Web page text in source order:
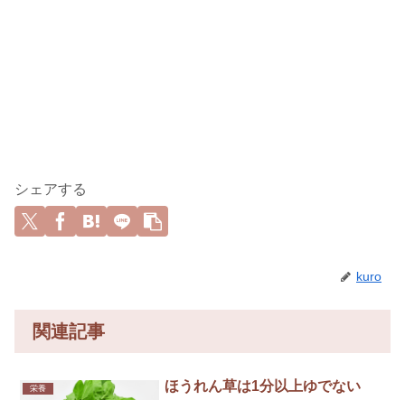
シェアする
kuro
関連記事
栄養 ほうれん草は1分以上ゆでない